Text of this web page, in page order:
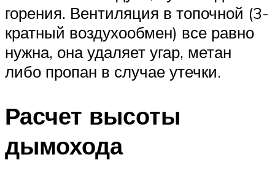
горения. Вентиляция в топочной (3-
кратный воздухообмен) все равно
нужна, она удаляет угар, метан
либо пропан в случае утечки.
Расчет высоты
дымохода